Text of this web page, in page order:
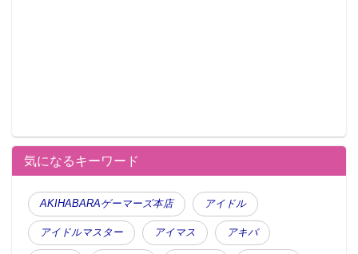
気になるキーワード
AKIHABARAゲーマーズ本店 アイドル
アイドルマスター アイマス アキバ